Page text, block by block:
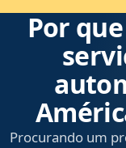
Por
Procurando um